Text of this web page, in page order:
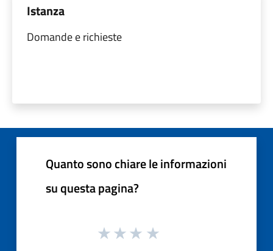
Istanza
Domande e richieste
Quanto sono chiare le informazioni
su questa pagina?